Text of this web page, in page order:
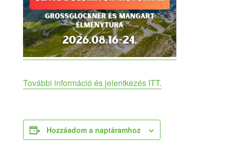
További információ és jelentkezés ITT.
Hozzáadom a naptáramhoz